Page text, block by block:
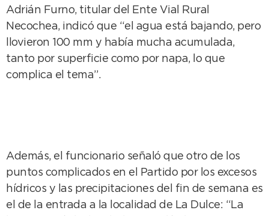
Adrián Furno, titular del Ente Vial Rural
Necochea, indicó que “el agua está bajando, pero
llovieron 100 mm y había mucha acumulada,
tanto por superficie como por napa, lo que
complica el tema”.
Además, el funcionario señaló que otro de los
puntos complicados en el Partido por los excesos
hídricos y las precipitaciones del fin de semana es
el de la entrada a la localidad de La Dulce: “La